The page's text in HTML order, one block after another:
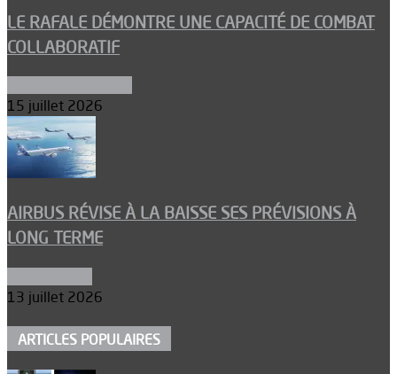
LE RAFALE DÉMONTRE UNE CAPACITÉ DE COMBAT
COLLABORATIF
15 juillet 2026
AIRBUS RÉVISE À LA BAISSE SES PRÉVISIONS À
LONG TERME
13 juillet 2026
ARTICLES POPULAIRES